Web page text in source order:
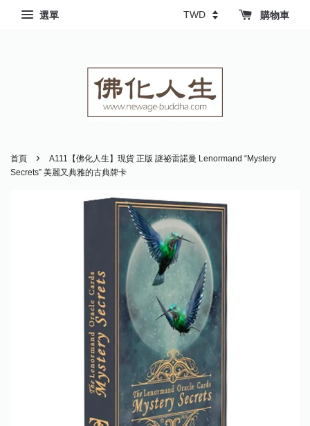
選單 購物車
首頁 ›
A111【佛化人生】現貨 正版 謎祕雷諾曼 Lenormand “Mystery
Secrets” 美麗又典雅的古典牌卡